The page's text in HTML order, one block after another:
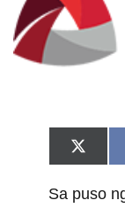
Share
on
X
(
w
Sa puso